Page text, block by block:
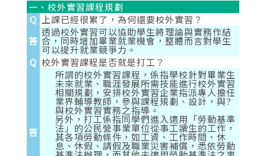
一、校外實習課程規劃
Q
上課已經很累了，為何還要校外實習？
答
透過校外實習可以協助學生將理論與實務作結
合，同時增加畢業就業機會，整體而言對學生
可以提升就業競爭力。
Q 校外實習課程是否就是打工？
答
所謂的校外實習課程，係指學校針對畢業生
未來就業、職涯發展所需技能進行校外實習
相關規劃，安排校外實習企業指派專人擔任
業界輔導教師，參與課程規劃、設計，與?
與校外實習實務之指導。
另外，打工係指同學們進入適用「勞動基準
法」的公民營事業單位從事工讀生的工作，
其各項勞動條件，如工資、工作時間、休
息、休假、請假及職業災害補償，悉依勞動